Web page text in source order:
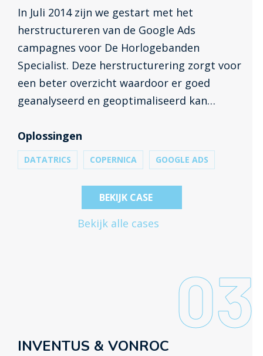
In Juli 2014 zijn we gestart met het
herstructureren van de Google Ads
campagnes voor De Horlogebanden
Specialist. Deze herstructurering zorgt voor
een beter overzicht waardoor er goed
geanalyseerd en geoptimaliseerd kan
Ads data geanalyseerd en zijn op basis
hiervan aanpassingen gedaan.
Oplossingen
DATATRICS COPERNICA GOOGLE ADS
BEKIJK CASE
Bekijk alle cases
03
INVENTUS & VONROC